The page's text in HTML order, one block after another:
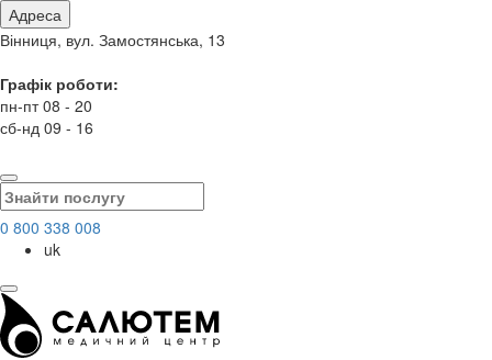
Адреса
Вінниця, вул. Замостянська, 13
Графік роботи:
пн-пт 08 - 20
сб-нд 09 - 16
0 800 338 008
uk